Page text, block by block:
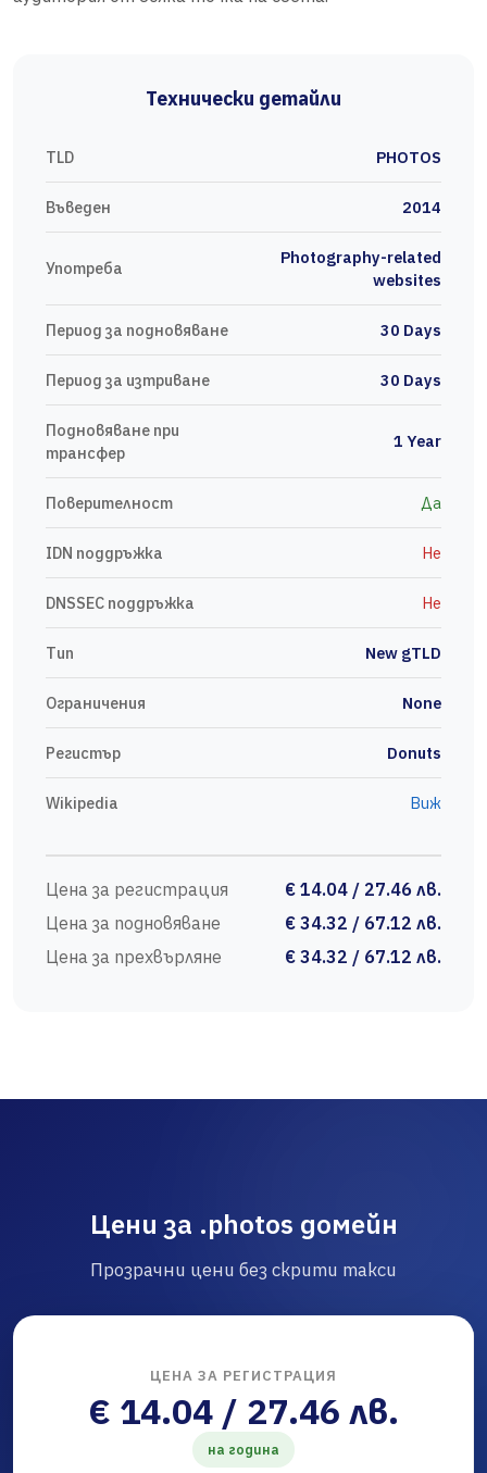
Технически детайли
TLD PHOTOS
Въведен 2014
Употреба
Photography-related
websites
Период за подновяване 30 Days
Период за изтриване 30 Days
Подновяване при
трансфер
1 Year
Поверителност Да
IDN поддръжка Не
DNSSEC поддръжка Не
Тип New gTLD
Ограничения None
Регистър Donuts
Wikipedia Виж
Цена за регистрация
€ 14.04 / 27.46 лв.
Цена за подновяване
€ 34.32 / 67.12 лв.
Цена за прехвърляне
€ 34.32 / 67.12 лв.
Цени за .photos домейн
Прозрачни цени без скрити такси
ЦЕНА ЗА РЕГИСТРАЦИЯ
€ 14.04 / 27.46 лв.
на година